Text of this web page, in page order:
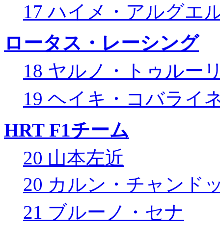
17 ハイメ・アルグエ
ロータス・レーシング
18 ヤルノ・トゥルー
19 ヘイキ・コバライ
HRT F1チーム
20 山本左近
20 カルン・チャンド
21 ブルーノ・セナ